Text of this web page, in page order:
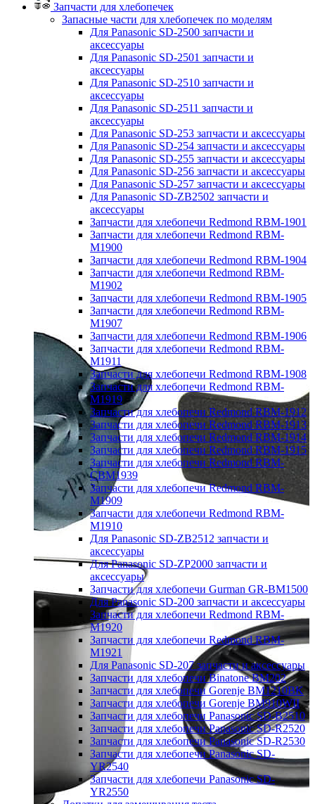
Запчасти для хлебопечек
Запасные части для хлебопечек по моделям
Для Panasonic SD-2500 запчасти и
аксессуары
Для Panasonic SD-2501 запчасти и
аксессуары
Для Panasonic SD-2510 запчасти и
аксессуары
Для Panasonic SD-2511 запчасти и
аксессуары
Для Panasonic SD-253 запчасти и аксессуары
Для Panasonic SD-254 запчасти и аксессуары
Для Panasonic SD-255 запчасти и аксессуары
Для Panasonic SD-256 запчасти и аксессуары
Для Panasonic SD-257 запчасти и аксессуары
Для Panasonic SD-ZB2502 запчасти и
аксессуары
Запчасти для хлебопечи Redmond RBM-1901
Запчасти для хлебопечи Redmond RBM-
M1900
Запчасти для хлебопечи Redmond RBM-1904
Запчасти для хлебопечи Redmond RBM-
M1902
Запчасти для хлебопечи Redmond RBM-1905
Запчасти для хлебопечи Redmond RBM-
M1907
Запчасти для хлебопечи Redmond RBM-1906
Запчасти для хлебопечи Redmond RBM-
M1911
Запчасти для хлебопечи Redmond RBM-1908
Запчасти для хлебопечи Redmond RBM-
M1919
Запчасти для хлебопечи Redmond RBM-1912
Запчасти для хлебопечи Redmond RBM-1913
Запчасти для хлебопечи Redmond RBM-1914
Запчасти для хлебопечи Redmond RBM-1915
Запчасти для хлебопечи Redmond RBM-
CBM1939
Запчасти для хлебопечи Redmond RBM-
M1909
Запчасти для хлебопечи Redmond RBM-
M1910
Для Panasonic SD-ZB2512 запчасти и
аксессуары
Для Panasonic SD-ZP2000 запчасти и
аксессуары
Запчасти для хлебопечи Gurman GR-BM1500
Для Panasonic SD-200 запчасти и аксессуары
Запчасти для хлебопечи Redmond RBM-
M1920
Запчасти для хлебопечи Redmond RBM-
M1921
Для Panasonic SD-207 запчасти и аксессуары
Запчасти для хлебопечи Binatone BM202
Запчасти для хлебопечи Gorenje BM1210BK
Запчасти для хлебопечи Gorenje BM910WII
Запчасти для хлебопечи Panasonic SD-B2510
Запчасти для хлебопечи Panasonic SD-R2520
Запчасти для хлебопечи Panasonic SD-R2530
Запчасти для хлебопечи Panasonic SD-
YR2540
Запчасти для хлебопечи Panasonic SD-
YR2550